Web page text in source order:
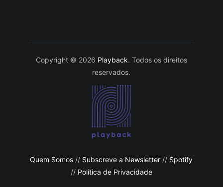
Copyright © 2026 Playback. Todos os direitos
reservados.
Quem Somos // Subscreve a Newsletter // Spotify
// Política de Privacidade